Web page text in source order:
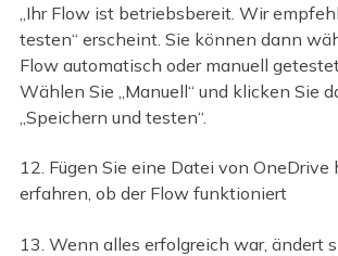
„Ihr Flow ist betriebsbereit. Wir
testen“ erscheint. Sie können dann
Flow automatisch oder manuell
Wählen Sie „Manuell“ und klicken Sie
„Speichern und testen“.
12. Fügen Sie eine Datei von OneDrive
erfahren, ob der Flow funktioniert
13. Wenn alles erfolgreich war, ändert